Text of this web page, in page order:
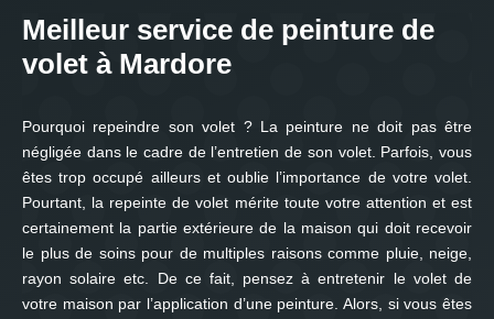
Meilleur service de peinture de
volet à Mardore
Pourquoi repeindre son volet ? La peinture ne doit pas être
négligée dans le cadre de l’entretien de son volet. Parfois, vous
êtes trop occupé ailleurs et oublie l’importance de votre volet.
Pourtant, la repeinte de volet mérite toute votre attention et est
certainement la partie extérieure de la maison qui doit recevoir
le plus de soins pour de multiples raisons comme pluie, neige,
rayon solaire etc. De ce fait, pensez à entretenir le volet de
votre maison par l’application d’une peinture. Alors, si vous êtes